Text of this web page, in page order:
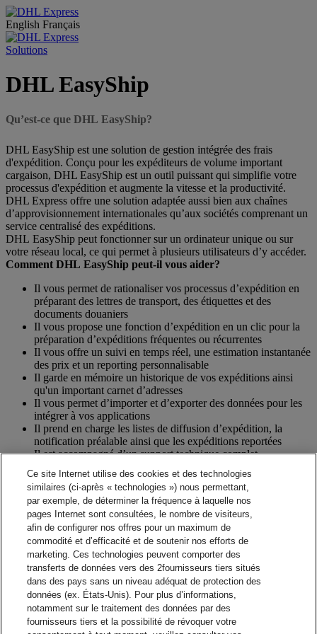
English Français
Solutions
DHL EasyShip
Qu’est-ce que DHL EasyShip?
DHL EasyShip est une solution de gestion intégrée des frais
d'expédition. Conçu pour les expéditeurs de volume important
cargaison, DHL EasyShip est un outil puissant qui simplifie votre
processus d'expédition et augmente la vitesse et la productivité.
DHL Express offre une solution adaptée aussi bien aux chaînes
d’approvisionnement internationales qu’aux sociétés comprenant un
service centralisé des expéditions.
DHL EasyShip peut fonctionner sur un ordinateur unique ou sur
votre réseau local, ce qui permet à plusieurs utilisateurs d’y accéder.
Comment DHL EasyShip peut-il vous aider?
Il vous permet de rationaliser vos processus d’expédition en
préparant des lettres de transport, des étiquettes et des
documents douaniers
Il vous propose une fonction d’expédition en un clic pour la
préparation d’expéditions fréquentes ou récurrentes
Il vous offre un suivi en temps réel, une estimation instantanée
des prix et un reporting personnalisable
Il garde en mémoire un historique de vos expéditions ainsi
qu'un important carnet d’adresses
Il vous permet d’importer et d’exporter des données pour les
intégrer à vos applications
Il prend en charge les listes de diffusion d’expédition, la
notification préalable ainsi que les expéditions reportées
Il est accompagné d’un support technique complet
mises à jour et maintenance sur site
De quoi ai-je besoin pour commencer à expédier?
De quoi ai-je besoin pour commencer à expédier?
D’un numéro de compte DHL Express
D’un ordinateur équipé d’un processeur Pentium IV et d’une
connexion Internet
De Microsoft Windows XP/Vista/Windows 7
Imprimante laser ou imprimante thermique
Contact commercial
Ce site Internet utilise des cookies et des technologies
similaires (ci-après « technologies ») nous permettant,
par exemple, de déterminer la fréquence à laquelle nos
pages Internet sont consultées, le nombre de visiteurs,
afin de configurer nos offres pour un maximum de
commodité et d’efficacité et de soutenir nos efforts de
marketing. Ces technologies peuvent comporter des
transferts de données vers des 2fournisseurs tiers situés
dans des pays sans un niveau adéquat de protection des
données (ex. États-Unis). Pour plus d’informations,
notamment sur le traitement des données par des
fournisseurs tiers et la possibilité de révoquer votre